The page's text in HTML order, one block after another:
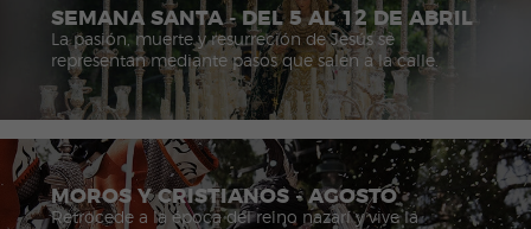
SEMANA SANTA - DEL 5 AL 12 DE ABRIL
La pasión, muerte y resurreción de Jesús se
representan mediante pasos que salen a la calle.
MOROS Y CRISTIANOS - AGOSTO
Retrocede a la época del reino nazarí y vive la